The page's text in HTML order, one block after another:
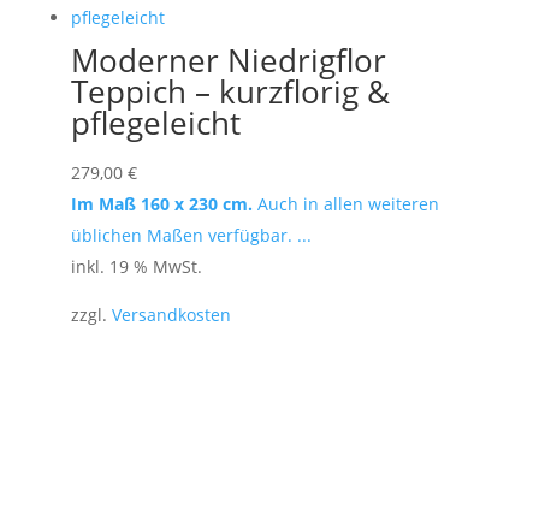
Moderner Niedrigflor
Teppich – kurzflorig &
pflegeleicht
279,00 €
Im Maß 160 x 230 cm. Auch in allen weiteren
üblichen Maßen verfügbar. ...
inkl. 19 % MwSt.
zzgl. Versandkosten